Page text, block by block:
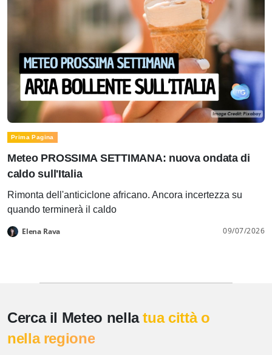
Prima Pagina
Meteo PROSSIMA SETTIMANA: nuova ondata di
caldo sull'Italia
Rimonta dell'anticiclone africano. Ancora incertezza su
quando terminerà il caldo
Elena Rava 09/07/2026
Cerca il Meteo nellatua città o
nella regione